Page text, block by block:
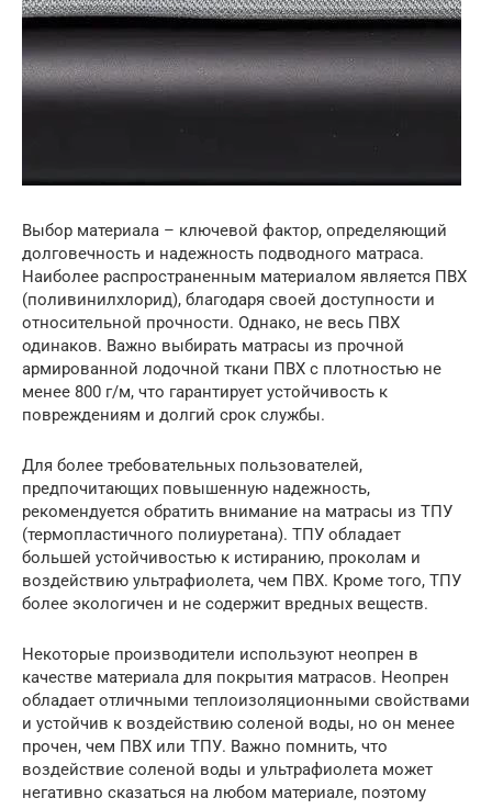
Выбор материала – ключевой фактор, определяющий
долговечность и надежность подводного матраса.
Наиболее распространенным материалом является ПВХ
(поливинилхлорид), благодаря своей доступности и
относительной прочности. Однако, не весь ПВХ
одинаков. Важно выбирать матрасы из прочной
армированной лодочной ткани ПВХ с плотностью не
менее 800 г/м, что гарантирует устойчивость к
повреждениям и долгий срок службы.
Для более требовательных пользователей,
предпочитающих повышенную надежность,
рекомендуется обратить внимание на матрасы из ТПУ
(термопластичного полиуретана). ТПУ обладает
большей устойчивостью к истиранию, проколам и
воздействию ультрафиолета, чем ПВХ. Кроме того, ТПУ
более экологичен и не содержит вредных веществ.
Некоторые производители используют неопрен в
качестве материала для покрытия матрасов. Неопрен
обладает отличными теплоизоляционными свойствами
и устойчив к воздействию соленой воды, но он менее
прочен, чем ПВХ или ТПУ. Важно помнить, что
воздействие соленой воды и ультрафиолета может
негативно сказаться на любом материале, поэтому